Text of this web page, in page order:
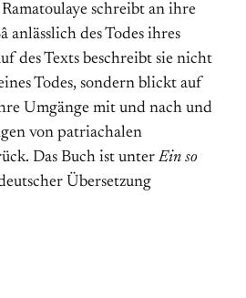
schreibt an ihre
anlässlich des Todes ihres
des Texts beschreibt sie nicht
Todes, sondern blickt auf
Umgänge mit und nach und
von patriachalen
Das Buch ist unter Ein so
Übersetzung